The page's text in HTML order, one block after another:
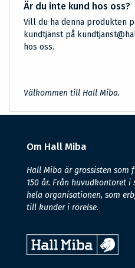
Är du inte kund hos oss?
Vill du ha denna produkten
kundtjänst på
hos oss.
Välkommen till Hall Miba.
Om Hall Miba
Hall Miba är grossisten som
150 år. Från huvudkontoret i
hela organisationen, som
till kunder i rörelse.